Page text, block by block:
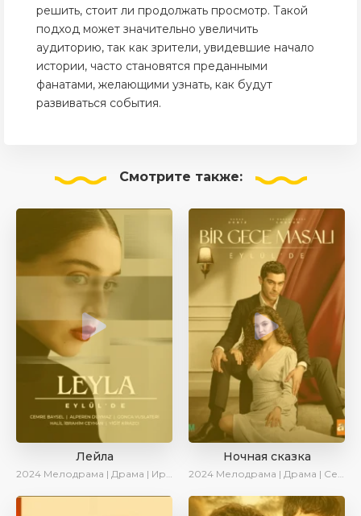
решить, стоит ли продолжать просмотр. Такой
подход может значительно увеличить
аудиторию, так как зрители, увидевшие начало
истории, часто становятся преданными
фанатами, желающими узнать, как будут
развиваться события.
Смотрите также:
Лейла
2024 Мелодрама | Драма | Ирина Котова | AveTurk | AlisaDirilis | Сериалы 2024
Ночная сказка
2024 Мелодрама | Драма | Сериалы 2024